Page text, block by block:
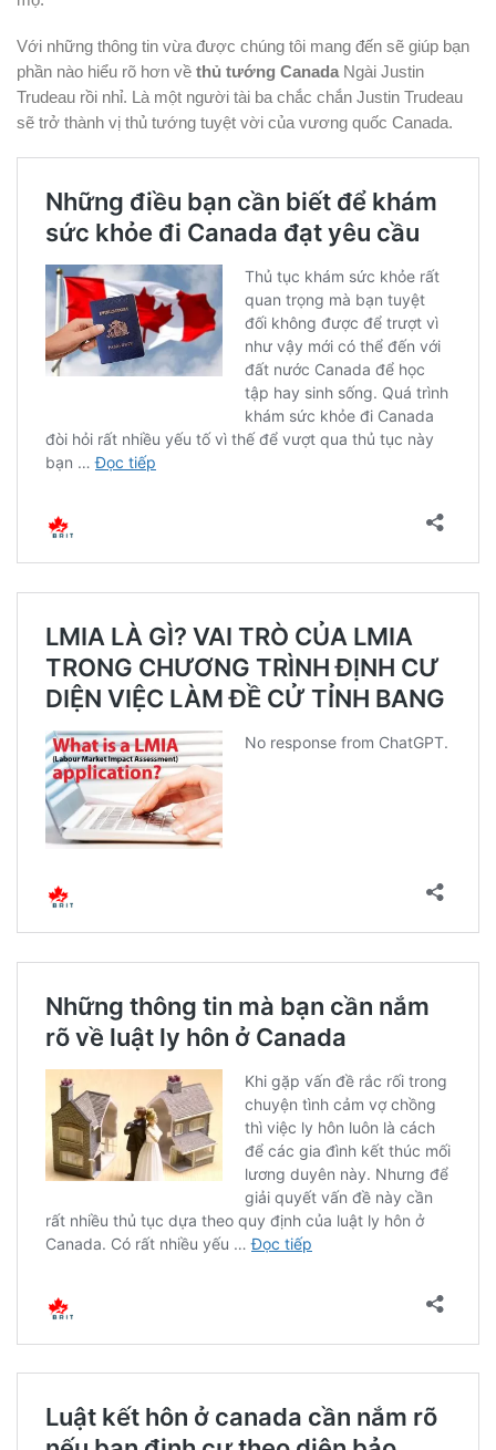
Với những thông tin vừa được chúng tôi mang đến sẽ giúp bạn
phần nào hiểu rõ hơn về thủ tướng Canada Ngài Justin
Trudeau rồi nhỉ. Là một người tài ba chắc chắn Justin Trudeau
sẽ trở thành vị thủ tướng tuyệt vời của vương quốc Canada.